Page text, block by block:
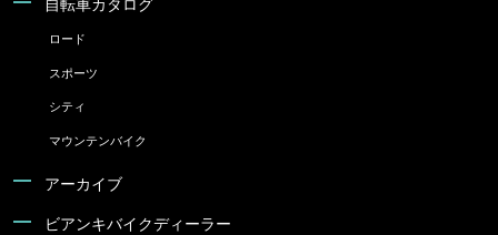
自転車カタログ
ロード
スポーツ
シティ
マウンテンバイク
アーカイブ
ビアンキバイクディーラー